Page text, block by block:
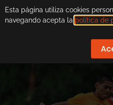
Esta página utiliza cookies
navegando acepta la política de